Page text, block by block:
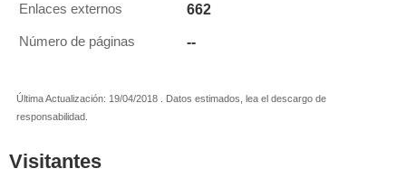
Enlaces externos 662
Número de páginas --
Última Actualización: 19/04/2018 . Datos estimados, lea el descargo de
responsabilidad.
Visitantes